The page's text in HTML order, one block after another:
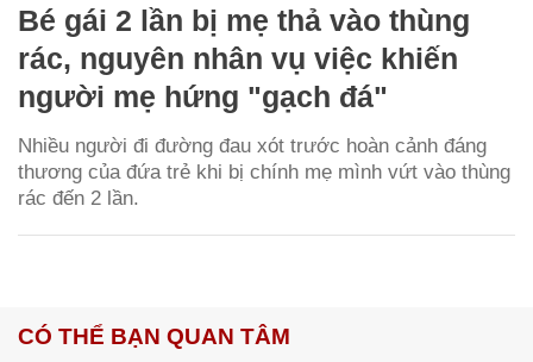
Bé gái 2 lần bị mẹ thả vào thùng
rác, nguyên nhân vụ việc khiến
người mẹ hứng "gạch đá"
Nhiều người đi đường đau xót trước hoàn cảnh đáng
thương của đứa trẻ khi bị chính mẹ mình vứt vào thùng
rác đến 2 lần.
CÓ THỂ BẠN QUAN TÂM